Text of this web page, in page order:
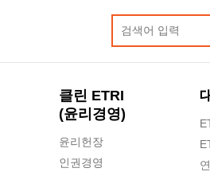
클린 ETRI
(윤리경영)
윤리헌장
인권경영